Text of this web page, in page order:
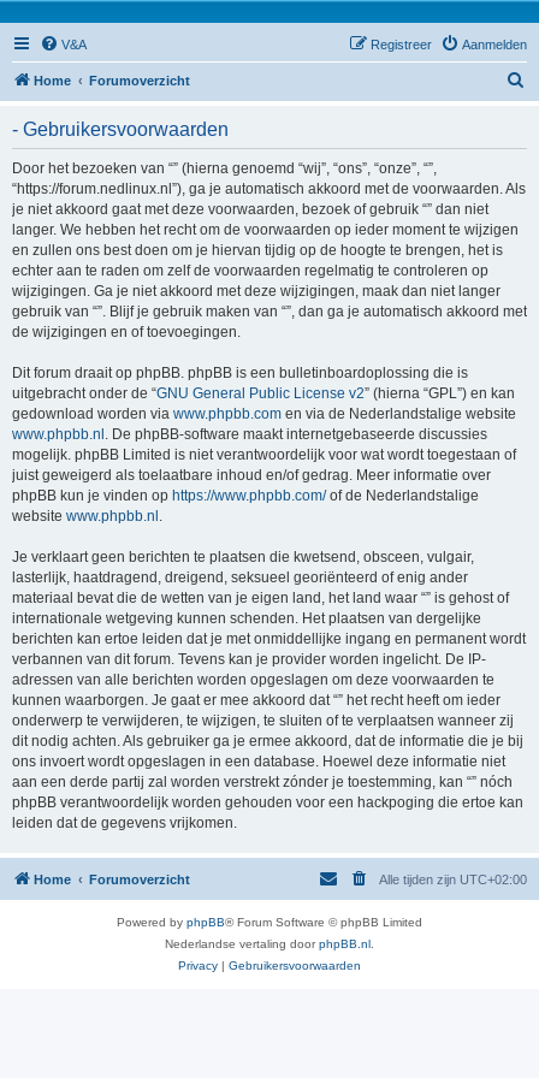
V&A Aanmelden
Registreer
Home Forumoverzicht
- Gebruikersvoorwaarden
Door het bezoeken van “” (hierna genoemd “wij”, “ons”, “onze”, “”,
“https://forum.nedlinux.nl”), ga je automatisch akkoord met de voorwaarden. Als
je niet akkoord gaat met deze voorwaarden, bezoek of gebruik “” dan niet
langer. We hebben het recht om de voorwaarden op ieder moment te wijzigen
en zullen ons best doen om je hiervan tijdig op de hoogte te brengen, het is
echter aan te raden om zelf de voorwaarden regelmatig te controleren op
wijzigingen. Ga je niet akkoord met deze wijzigingen, maak dan niet langer
gebruik van “”. Blijf je gebruik maken van “”, dan ga je automatisch akkoord met
de wijzigingen en of toevoegingen.
Dit forum draait op phpBB. phpBB is een bulletinboardoplossing die is
uitgebracht onder de “GNU General Public License v2” (hierna “GPL”) en kan
gedownload worden via www.phpbb.com en via de Nederlandstalige website
www.phpbb.nl . De phpBB-software maakt internetgebaseerde discussies
mogelijk. phpBB Limited is niet verantwoordelijk voor wat wordt toegestaan of
juist geweigerd als toelaatbare inhoud en/of gedrag. Meer informatie over
phpBB kun je vinden op https://www.phpbb.com/of de Nederlandstalige
website www.phpbb.nl .
Je verklaart geen berichten te plaatsen die kwetsend, obsceen, vulgair,
lasterlijk, haatdragend, dreigend, seksueel georiënteerd of enig ander
materiaal bevat die de wetten van je eigen land, het land waar “” is gehost of
internationale wetgeving kunnen schenden. Het plaatsen van dergelijke
berichten kan ertoe leiden dat je met onmiddellijke ingang en permanent wordt
verbannen van dit forum. Tevens kan je provider worden ingelicht. De IP-
adressen van alle berichten worden opgeslagen om deze voorwaarden te
kunnen waarborgen. Je gaat er mee akkoord dat “” het recht heeft om ieder
onderwerp te verwijderen, te wijzigen, te sluiten of te verplaatsen wanneer zij
dit nodig achten. Als gebruiker ga je ermee akkoord, dat de informatie die je bij
ons invoert wordt opgeslagen in een database. Hoewel deze informatie niet
aan een derde partij zal worden verstrekt zónder je toestemming, kan “” nóch
phpBB verantwoordelijk worden gehouden voor een hackpoging die ertoe kan
leiden dat de gegevens vrijkomen.
Home Forumoverzicht Alle tijden zijn UTC+02:00
Powered by phpBB® Forum Software © phpBB Limited
Nederlandse vertaling doorphpBB.nl
Privacy | Gebruikersvoorwaarden